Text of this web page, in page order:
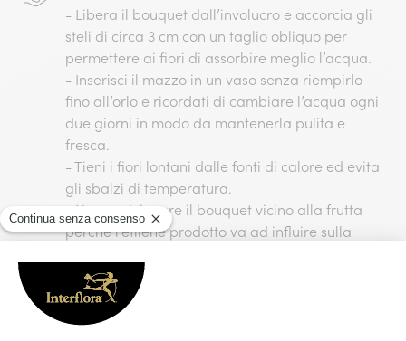
- Libera il bouquet dall’involucro e accorcia gli
steli di circa 3 cm con un taglio obliquo per
permettere ai fiori di assorbire meglio l’acqua.
- Inserisci il mazzo in un vaso senza riempirlo
fino all’orlo e ricordati di cambiare l’acqua ogni
due giorni in modo da mantenerla pulita e
fresca.
- Tieni i fiori lontani dalle fonti di calore ed evita
gli sbalzi di temperatura.
- Non posizionare il bouquet vicino alla frutta
perché l’etilene prodotto va ad influire sulla